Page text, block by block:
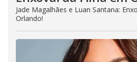
Jade Magalhães e Luan Santana:
Orlando!